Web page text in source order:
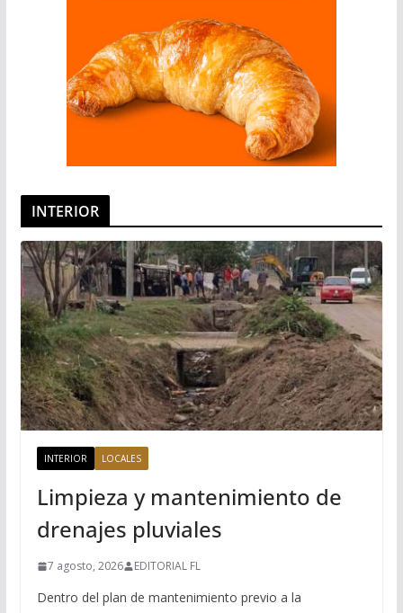
INTERIOR
INTERIOR LOCALES
Limpieza y mantenimiento de
drenajes pluviales
7 agosto, 2026 EDITORIAL FL
Dentro del plan de mantenimiento previo a la